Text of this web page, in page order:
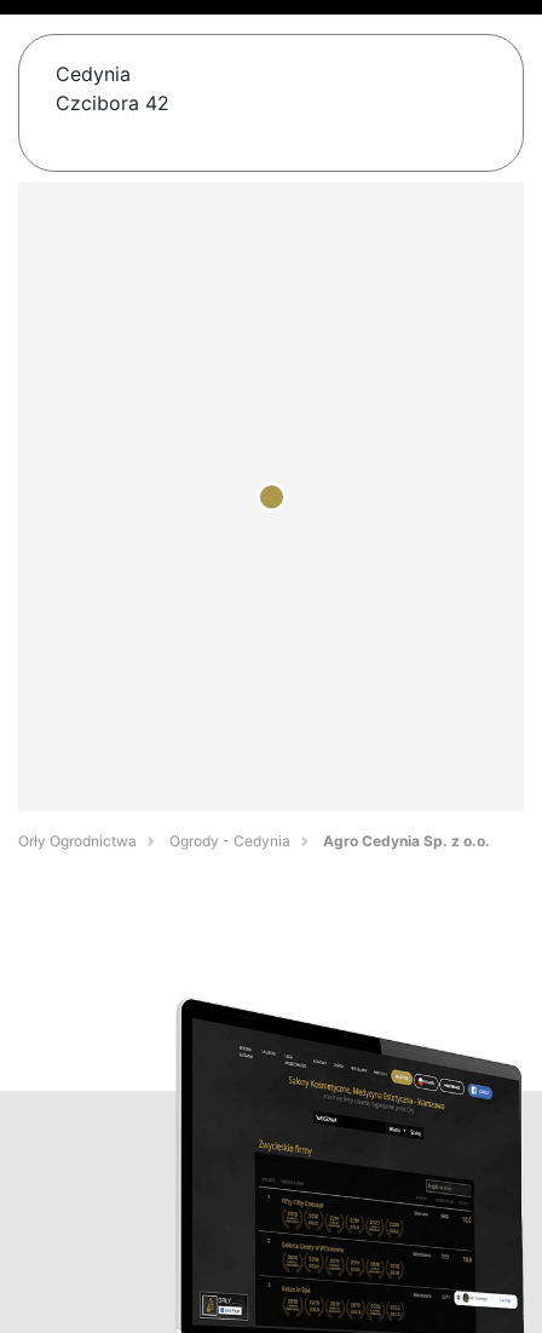
Cedynia
Czcibora 42
Orły Ogrodnictwa Ogrody - Cedynia Agro Cedynia Sp. z o.o.